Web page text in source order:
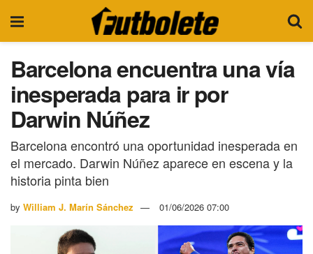
Barcelona encuentra una vía
inesperada para ir por
Darwin Núñez
Barcelona encontró una oportunidad inesperada en
el mercado. Darwin Núñez aparece en escena y la
historia pinta bien
by William J. Marín Sánchez 01/06/2026 07:00